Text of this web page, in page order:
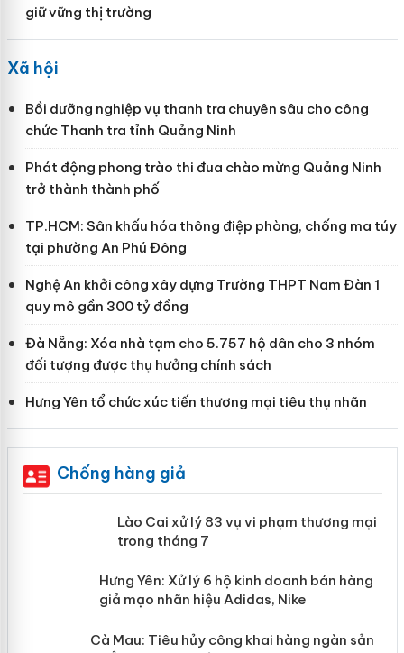
giữ vững thị trường
Xã hội
Bồi dưỡng nghiệp vụ thanh tra chuyên sâu cho công
chức Thanh tra tỉnh Quảng Ninh
Phát động phong trào thi đua chào mừng Quảng Ninh
trở thành thành phố
TP.HCM: Sân khấu hóa thông điệp phòng, chống ma túy
tại phường An Phú Đông
Nghệ An khởi công xây dựng Trường THPT Nam Đàn 1
quy mô gần 300 tỷ đồng
Đà Nẵng: Xóa nhà tạm cho 5.757 hộ dân cho 3 nhóm
đối tượng được thụ hưởng chính sách
Hưng Yên tổ chức xúc tiến thương mại tiêu thụ nhãn
Chống hàng giả
Lào Cai xử lý 83 vụ vi phạm thương
mại trong tháng 7
Hưng Yên: Xử lý 6 hộ kinh doanh bán